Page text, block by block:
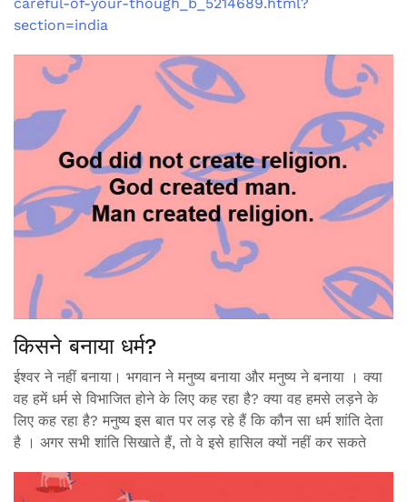
section=india
किसने बनाया धर्म?
ईश्वर ने नहीं बनाया। भगवान ने मनुष्य बनाया और मनुष्य ने बनाया । क्या
वह हमें धर्म से विभाजित होने के लिए कह रहा है? क्या वह हमसे लड़ने के
लिए कह रहा है? मनुष्य इस बात पर लड़ रहे हैं कि कौन सा धर्म शांति देता
है । अगर सभी शांति सिखाते हैं, तो वे इसे हासिल क्यों नहीं कर सकते